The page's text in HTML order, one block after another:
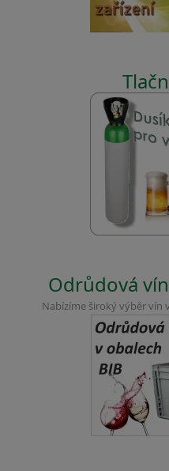
Odrůdová
Nabízíme široký výběr vín